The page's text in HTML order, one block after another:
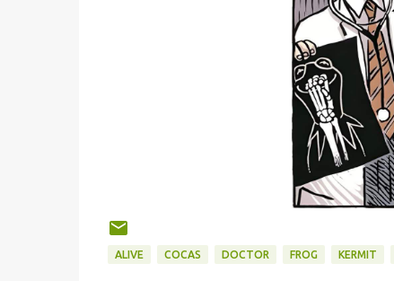
ALIVE COCAS DOCTOR FROG KERMIT